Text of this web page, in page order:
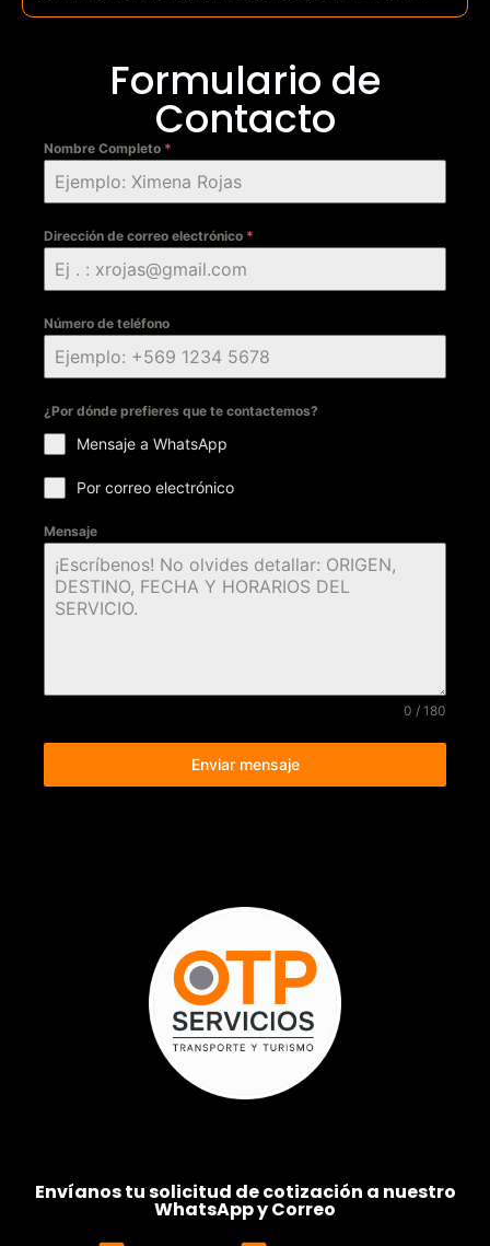
Formulario de
Contacto
Nombre Completo *
Dirección de correo electrónico *
Número de teléfono
¿Por dónde prefieres que te contactemos?
Mensaje a WhatsApp
Por correo electrónico
Mensaje
0 / 180
Enviar mensaje
Envíanos tu solicitud de cotización a nuestro
WhatsApp y Correo